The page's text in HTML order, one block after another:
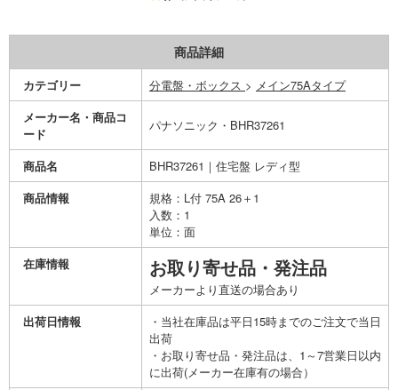
商品詳細
カテゴリー 分電盤・ボックス > メイン75Aタイプ
メーカー名・商品コ
ード
パナソニック・BHR37261
商品名
BHR37261｜住宅盤 レディ型
商品情報
規格：L付 75A 26＋1
入数：1
単位：面
在庫情報
お取り寄せ品・発注品
メーカーより直送の場合あり
出荷日情報
・当社在庫品は平日15時までのご注文で当日
出荷
・お取り寄せ品・発注品は、1～7営業日以内
に出荷(メーカー在庫有の場合）